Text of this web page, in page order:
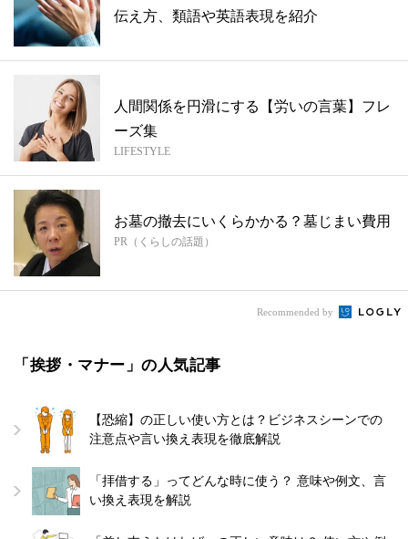
伝え方、類語や英語表現を紹介
人間関係を円滑にする【労いの言葉】フレ
ーズ集
LIFESTYLE
お墓の撤去にいくらかかる？墓じまい費用
PR（くらしの話題）
Recommended by
「挨拶・マナー」の人気記事
【恐縮】の正しい使い方とは？ビジネスシーンでの
注意点や言い換え表現を徹底解説
「拝借する」ってどんな時に使う？ 意味や例文、言
い換え表現を解説